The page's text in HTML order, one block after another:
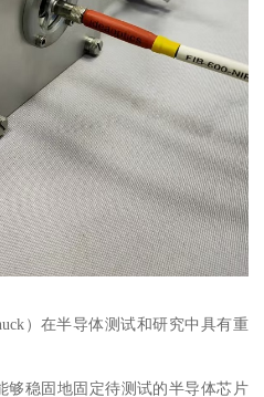
）在半导体测试和研究中具有重
稳固地固定待测试的半导体芯片